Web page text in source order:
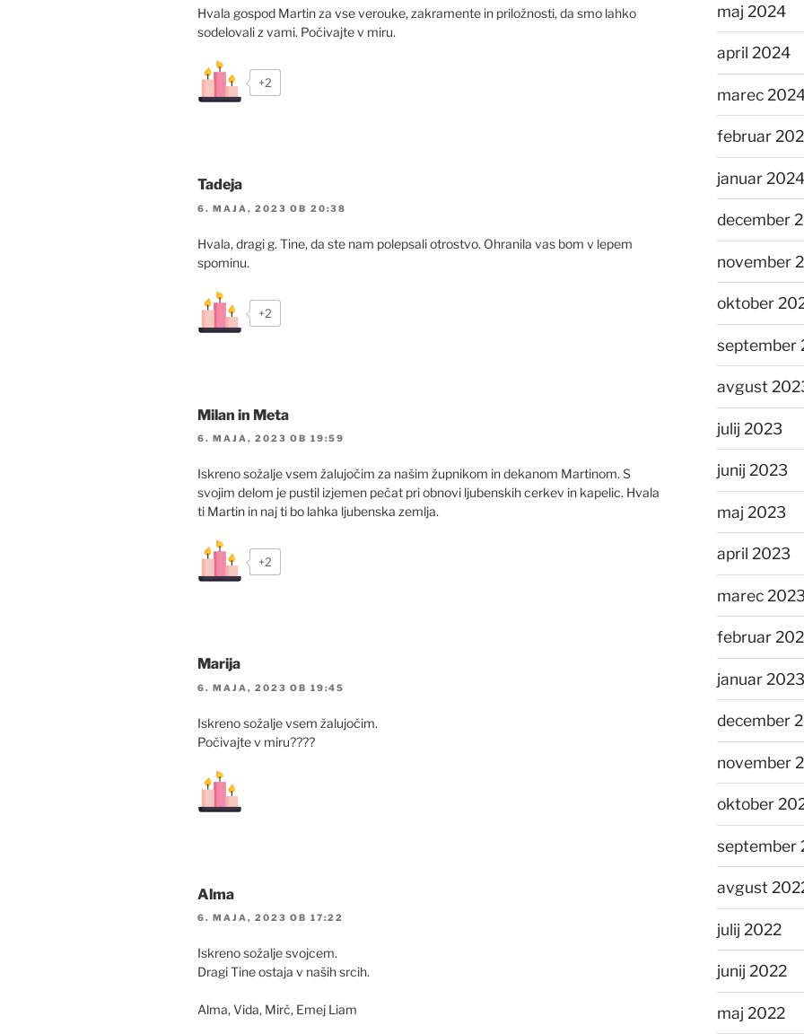
Hvala gospod Martin za vse verouke, zakramente in priložnosti, da smo lahko
sodelovali z vami. Počivajte v miru.
+2
Tadeja
6. MAJA, 2023 OB 20:38
Hvala, dragi g. Tine, da ste nam polepsali otrostvo. Ohranila vas bom v lepem
spominu.
+2
Milan in Meta
6. MAJA, 2023 OB 19:59
Iskreno sožalje vsem žalujočim za našim župnikom in dekanom Martinom. S
svojim delom je pustil izjemen pečat pri obnovi ljubenskih cerkev in kapelic. Hvala
ti Martin in naj ti bo lahka ljubenska zemlja.
+2
Marija
6. MAJA, 2023 OB 19:45
Iskreno sožalje vsem žalujočim.
Počivajte v miru????
Alma
6. MAJA, 2023 OB 17:22
Iskreno sožalje svojcem.
Dragi Tine ostaja v naših srcih.
Alma, Vida, Mirč, Emej Liam
maj 2024
april 2024
marec
februar
januar 2024
december
november
oktober
september
avgust
julij 2023
junij 2023
maj 2023
april 2023
marec
februar
januar 2023
december
november
oktober
september
avgust
julij 2022
junij 2022
maj 2022